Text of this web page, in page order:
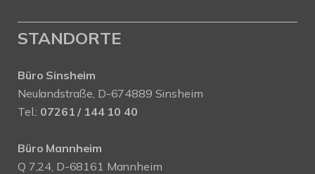
STANDORTE
Büro Sinsheim
Neulandstraße, D-674889 Sinsheim
Tel.: 07261 / 144 10 40
Büro Mannheim
Q 7,24, D-68161 Mannheim